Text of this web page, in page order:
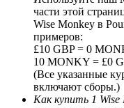
Deposit CASHCAT
Share 500000
части этой
Wise Monkey в
примеров:
£10 GBP = 0
10 MONKY = £0
(Все указанные
включают сборы.)
Как купить 1